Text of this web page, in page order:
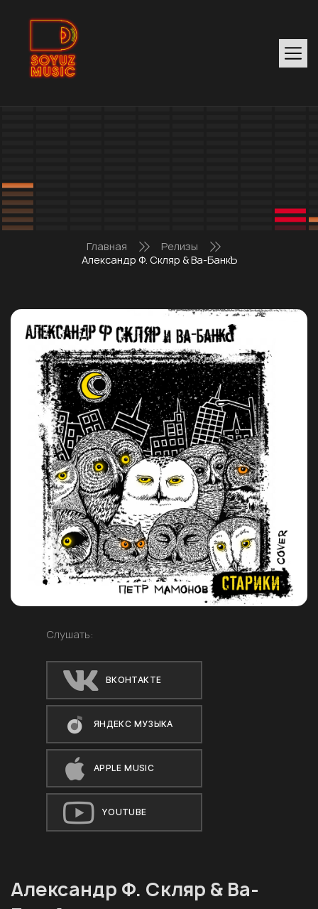
Главная
Релизы
Александр Ф. Скляр & Ва-БанкЪ
Слушать:
ВКОНТАКТЕ
ЯНДЕКС МУЗЫКА
APPLE MUSIC
YOUTUBE
Александр Ф. Скляр & Ва-